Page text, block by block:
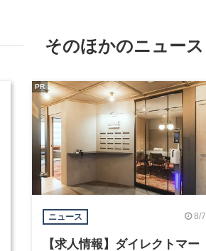
そのほかのニュース
ニュース 8/7
【求人情報】ダイレクトマー
PR